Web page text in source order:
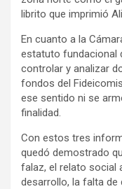
librito que imprimió
En cuanto a la
estatuto fundacional
controlar y analizar
fondos del
ese sentido ni se
finalidad.
Con estos tres
quedó demostrado
falaz, el relato social
desarrollo, la falta de